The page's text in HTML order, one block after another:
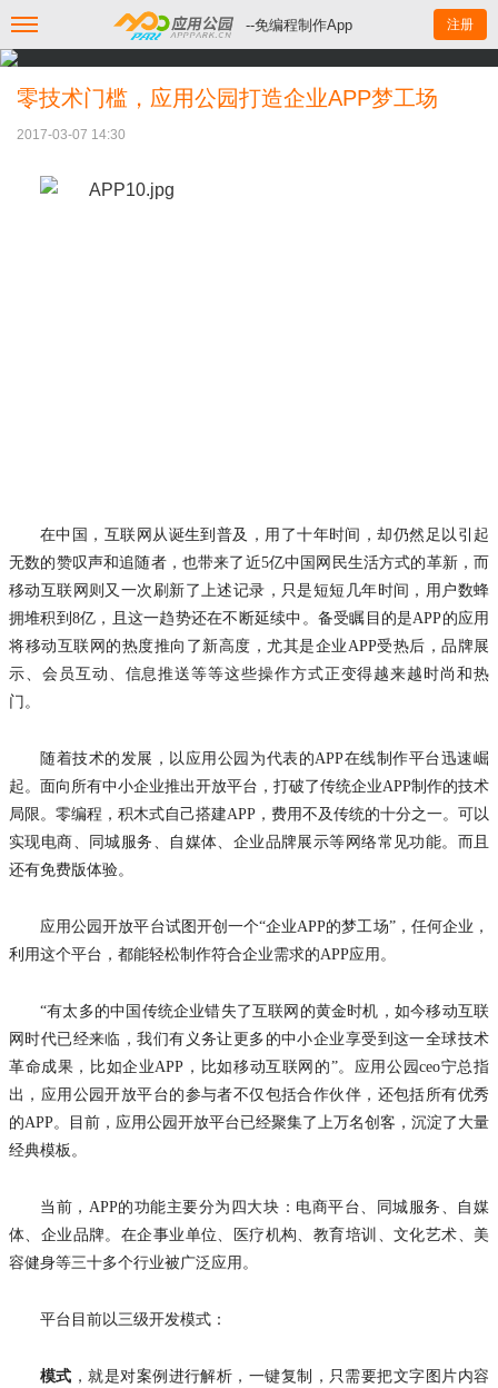
--免编程制作App 注册
零技术门槛，应用公园打造企业APP梦工场
2017-03-07 14:30
在中国，互联网从诞生到普及，用了十年时间，却仍然足以引起
无数的赞叹声和追随者，也带来了近5亿中国网民生活方式的革新，而
移动互联网则又一次刷新了上述记录，只是短短几年时间，用户数蜂
拥堆积到8亿，且这一趋势还在不断延续中。备受瞩目的是APP的应用
将移动互联网的热度推向了新高度，尤其是企业APP受热后，品牌展
示、会员互动、信息推送等等这些操作方式正变得越来越时尚和热
门 。
随着技术的发展，以应用公园为代表的APP在线制作平台迅速崛
起。面向所有中小企业推出开放平台，打破了传统企业APP制作的技术
局限。零编程，积木式自己搭建APP，费用不及传统的十分之一。可以
实现电商、同城服务、自媒体、企业品牌展示等网络常见功能。而且
还有免费版体验。
应用公园开放平台试图开创一个“企业APP的梦工场”，任何企业，
利用这个平台，都能轻松制作符合企业需求的APP应用。
“有太多的中国传统企业错失了互联网的黄金时机，如今移动互联
网时代已经来临，我们有义务让更多的中小企业享受到这一全球技术
革命成果，比如企业APP，比如移动互联网的”。 应用公园ceo宁总指
出， 应用公园开放平台的参与者不仅包括合作伙伴，还包括所有优秀
的APP。目前， 应用公园 开放平台已经聚集了上万名创客，沉淀了大量
经典模板。
当前， APP的功能主要分为四大块： 电商平台、同城服务、自媒
体、企业品牌。 在企事业单位、医疗机构、教育培训、文化艺术、美
容健身等三十多个行业被广泛应用。
平台目前以三级开发模式：
模式 ，就是对案例进行解析，一键复制，只需要把文字图片内容